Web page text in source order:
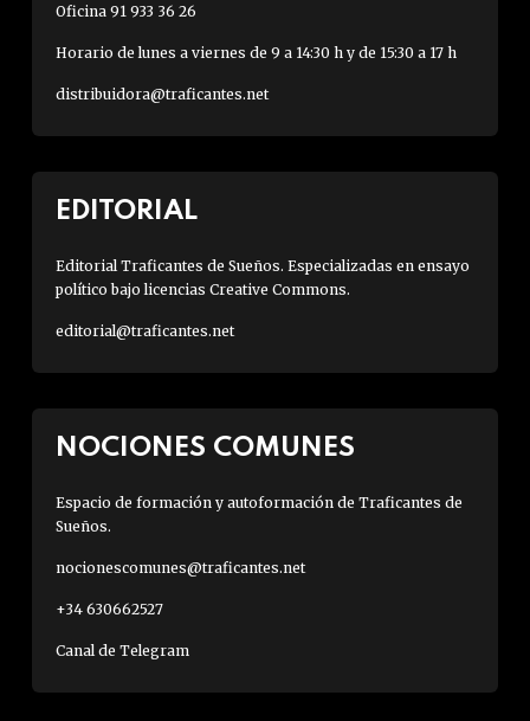
Oficina 91 933 36 26
Horario de lunes a viernes de 9 a 14:30 h y de 15:30 a 17 h
distribuidora@traficantes.net
EDITORIAL
Editorial Traficantes de Sueños. Especializadas en ensayo
político bajo licencias Creative Commons.
editorial@traficantes.net
NOCIONES COMUNES
Espacio de formación y autoformación de Traficantes de
Sueños.
nocionescomunes@traficantes.net
+34 630662527
Canal de Telegram